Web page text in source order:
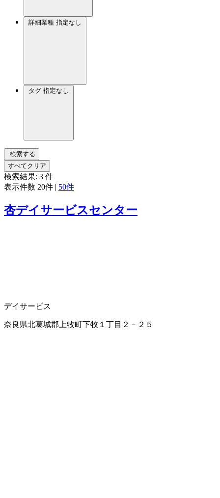
詳細業種 指定なし
タグ 指定なし
検索する
すべてクリア
検索結果: 3 件
表示件数 20件 | 50件
杏デイサービスセンター
デイサービス
奈良県北葛城郡上牧町下牧１丁目２－２５